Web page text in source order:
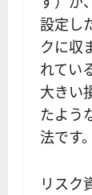
設定し
クに収
れてい
大きい
たよう
法です。
リスク